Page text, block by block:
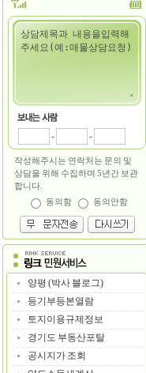
- -
작성해주시는 연락처는 문의 및
상담을 위해 수집하며 5년간 보관
합니다.
동의함
동의안함
양평 (박사 블로그)
등기부등본열람
토지이용규제정보
경기도 부동산포탈
공시지가 조회